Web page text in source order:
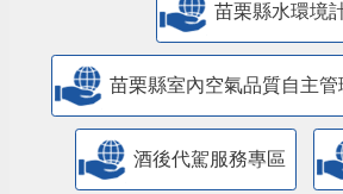
苗栗縣水環境
苗栗縣室內空氣品質自主
酒後代駕服務專區